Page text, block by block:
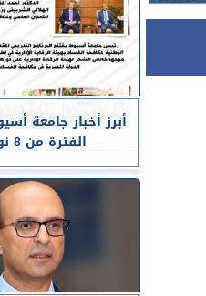
أبرز أخبار جامعة
الفترة من 8 نوفمبر حتى...